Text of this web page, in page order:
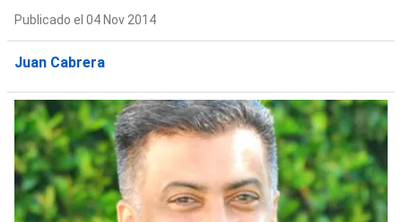
Publicado el 04 Nov 2014
Juan Cabrera